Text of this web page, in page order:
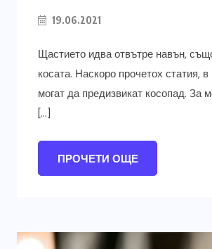
19.06.2021
Щастието идва отвътре навън,
косата. Наскоро прочетох статия,
могат да предизвикат косопад.
[…]
ПРОЧЕТИ ОЩЕ